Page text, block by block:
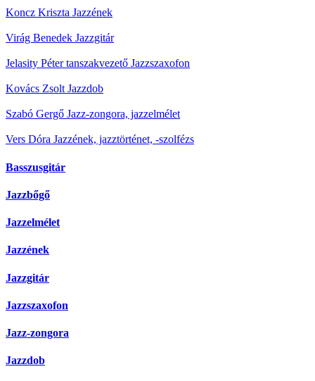
Koncz Kriszta Jazzének
Virág Benedek Jazzgitár
Jelasity Péter tanszakvezető Jazzszaxofon
Kovács Zsolt Jazzdob
Szabó Gergő Jazz-zongora, jazzelmélet
Vers Dóra Jazzének, jazztörténet, -szolfézs
Basszusgitár
Jazzbőgő
Jazzelmélet
Jazzének
Jazzgitár
Jazzszaxofon
Jazz-zongora
Jazzdob